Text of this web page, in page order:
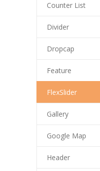
---- Kunst/Textil
---- Religion
--
--
Schulleben
-- Schullied
-- Petriparlament
---- Ziele /
Counter List
Divider
Dropcap
Feature
FlexSlider
Gallery
Google Map
Header